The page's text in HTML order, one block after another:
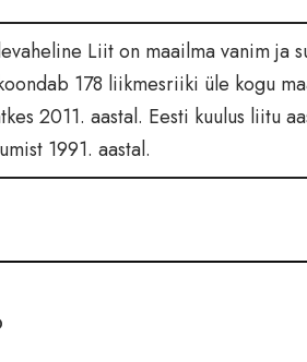
Liit on maailma vanim ja
178 liikmesriiki üle kogu
2011. aastal. Eesti kuulus liitu
1991. aastal.